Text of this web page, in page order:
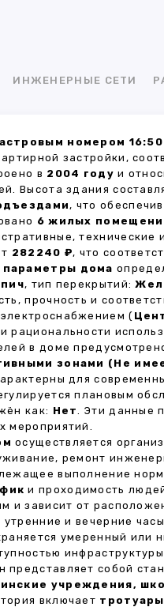
ИНЖЕНЕРНЫЕ СЕТИ
номером
застройки,
в 2004 году и
Высота здания
, что
6 жилых
282240 ₽, что
дома
, тип перекрытий:
прочность и
(
рациональности
в доме
зонами (Не
для
плановым
как: Нет. Эти данные
мероприятий.
осуществляется
ремонт
выполнение
и проходимость
и зависит от
утренние и вечерние
умеренный или
собой
учреждения,
включает